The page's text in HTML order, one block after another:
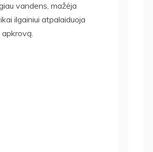
vandens, mažėja
ilgainiui atpalaiduoja
apkrovą.